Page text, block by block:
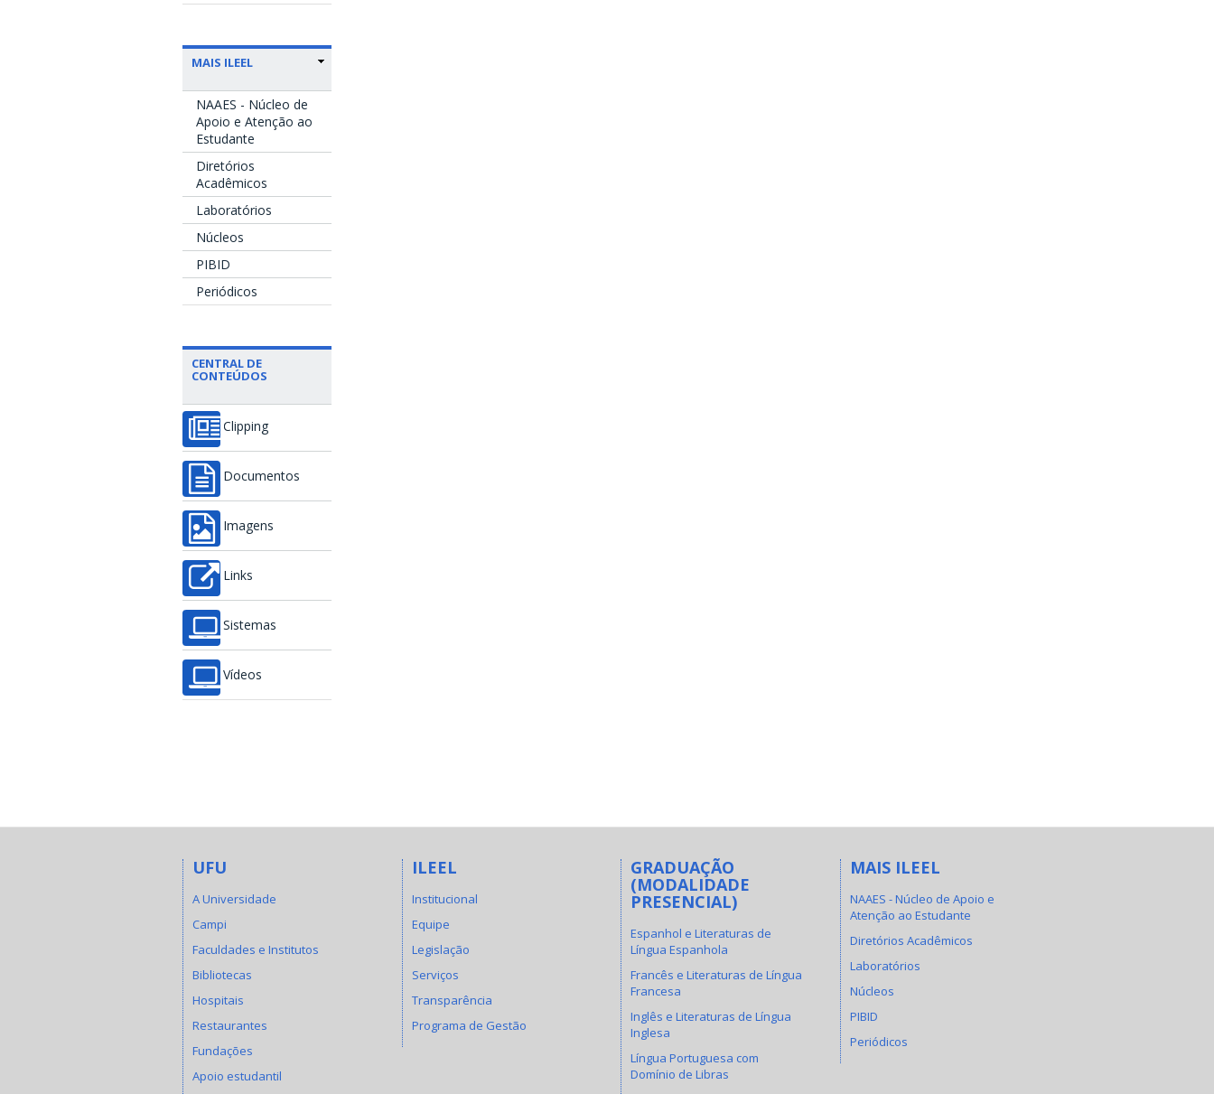
MAIS ILEEL
NAAES - Núcleo de
Apoio e Atenção ao
Estudante
Diretórios
Acadêmicos
Laboratórios
Núcleos
PIBID
Periódicos
CENTRAL DE
CONTEÚDOS
Clipping
Documentos
Imagens
Links
Sistemas
Vídeos
UFU
A Universidade
Campi
Faculdades e Institutos
Bibliotecas
Hospitais
Restaurantes
Fundações
Apoio estudantil
ILEEL
Institucional
Equipe
Legislação
Serviços
Transparência
Programa de Gestão
GRADUAÇÃO
(MODALIDADE
PRESENCIAL)
Espanhol e Literaturas de
Língua Espanhola
Francês e Literaturas de Língua
Francesa
Inglês e Literaturas de Língua
Inglesa
Língua Portuguesa com
Domínio de Libras
MAIS ILEEL
NAAES - Núcleo de Apoio e
Atenção ao Estudante
Diretórios Acadêmicos
Laboratórios
Núcleos
PIBID
Periódicos